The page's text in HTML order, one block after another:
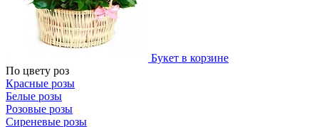
Букет в корзине
По цвету роз
Красные розы
Белые розы
Розовые розы
Сиреневые розы